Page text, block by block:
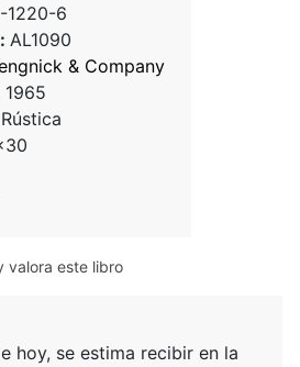
1220-6
AL1090
& Company
1965
Rústica
valora este libro
hoy, se estima recibir en la